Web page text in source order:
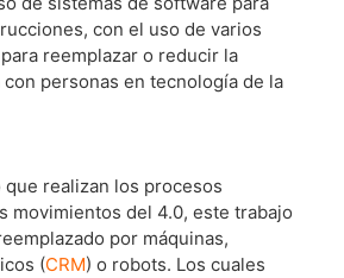
con el uso de varios
reemplazar o reducir la
personas en tecnología de la
realizan los procesos
movimientos del 4.0, este trabajo
por máquinas,
(CRM) o robots. Los cuales